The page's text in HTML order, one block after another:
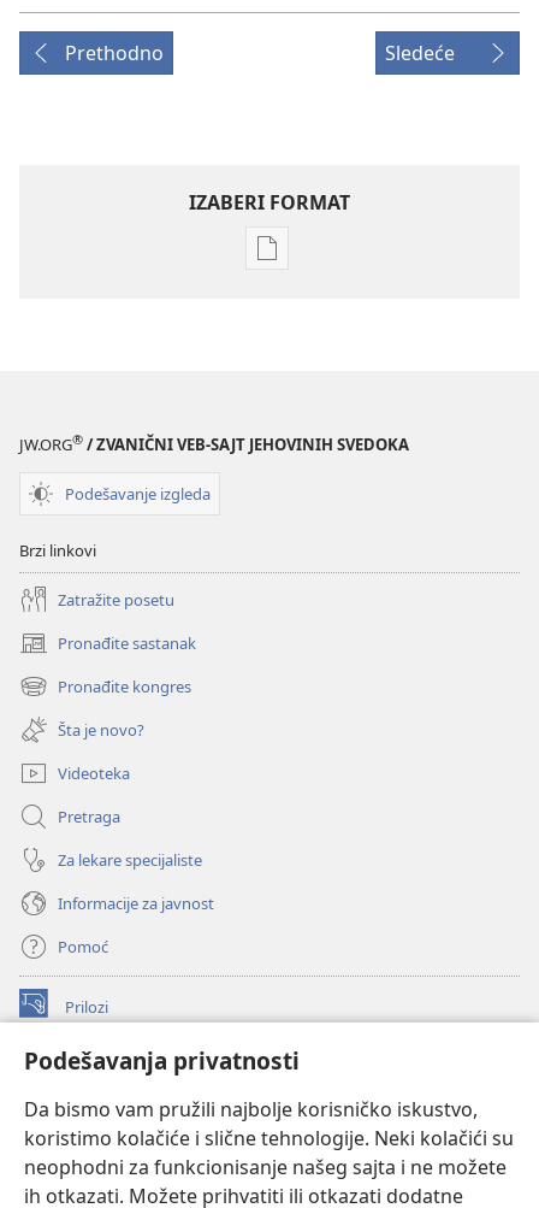
Podešavanja privatnosti
Da bismo vam pružili najbolje korisničko iskustvo,
koristimo kolačiće i slične tehnologije. Neki kolačići su
neophodni za funkcionisanje našeg sajta i ne možete
ih otkazati. Možete prihvatiti ili otkazati dodatne
Prethodno Sledeće
IZABERI FORMAT
Formati
SE!
JW.ORG® / ZVANIČNI VEB-SAJT JEHOVINIH SVEDOKA
Podešavanje izgleda
Brzi linkovi
Zatražite posetu
Pronađite sastanak
(otvara
novi
prozor)
Pronađite kongres
(otvara
novi
prozor)
Šta je novo?
Videoteka
Pretraga
Za lekare specijaliste
Informacije za javnost
Pomoć
Prilozi
(otvara
prozor)ONLAJN BIBLIOTEKA Watchtower
novi
prozor)JW Hub®
(otvara
novi
prozor)
®